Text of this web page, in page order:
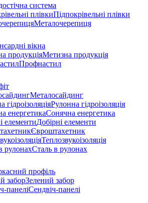
система
Підпокрівельні плівки
Металочерепиця
вікна
Метизна продукція
Профнастил
Металосайдинг
Рулонна гідроізоляція
Сонячна енергетика
Добірні елементи
Євроштахетник
Теплозвукоізоляція
Сталь в рулонах
профіль
Зелений забор
Сендвіч-панелі